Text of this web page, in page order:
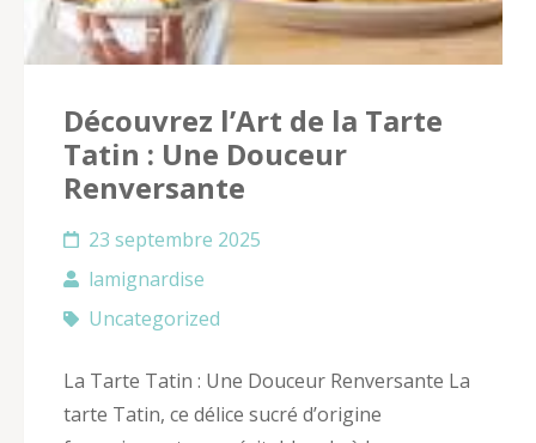
Découvrez l’Art de la Tarte
Tatin : Une Douceur
Renversante
23 septembre 2025
lamignardise
Uncategorized
La Tarte Tatin : Une Douceur Renversante La
tarte Tatin, ce délice sucré d’origine